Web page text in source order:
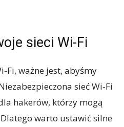
sieci Wi-Fi
Fi, ważne jest, abyśmy
sieć Wi-Fi
hakerów, którzy mogą
warto ustawić silne